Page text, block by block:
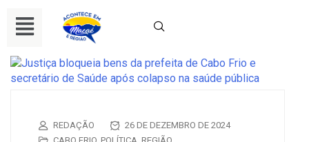
REDAÇÃO
26 DE DEZEMBRO DE 2024